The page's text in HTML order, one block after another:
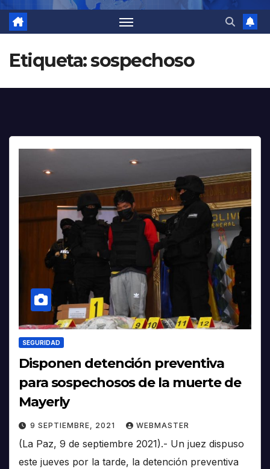
Etiqueta:sospechoso
SEGURIDAD
Disponen detención preventiva
para sospechosos de la muerte de
Mayerly
9 SEPTIEMBRE, 2021 WEBMASTER
(La Paz, 9 de septiembre 2021).- Un juez dispuso
este jueves por la tarde, la detención preventiva